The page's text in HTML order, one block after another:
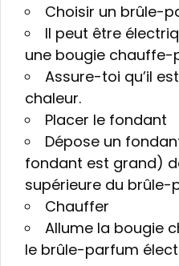
Choisir un brûle-
Il peut être
une bougie chauffe-
Assure-toi qu’il
chaleur.
Placer le fondant
Dépose un
fondant est grand)
supérieure du brûle-
Chauffer
Allume la bougie
le brûle-parfum